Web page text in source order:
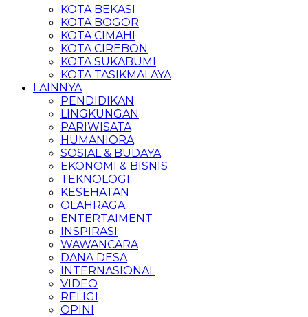
KOTA BEKASI
KOTA BOGOR
KOTA CIMAHI
KOTA CIREBON
KOTA SUKABUMI
KOTA TASIKMALAYA
LAINNYA
PENDIDIKAN
LINGKUNGAN
PARIWISATA
HUMANIORA
SOSIAL & BUDAYA
EKONOMI & BISNIS
TEKNOLOGI
KESEHATAN
OLAHRAGA
ENTERTAIMENT
INSPIRASI
WAWANCARA
DANA DESA
INTERNASIONAL
VIDEO
RELIGI
OPINI